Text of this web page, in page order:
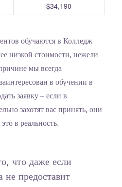
$34,190
обучаются в Колледж
низкой стоимости, нежели
мы всегда
в обучении в
заявку – если в
захотят вас принять, они
в реальность.
что даже если
предоставит